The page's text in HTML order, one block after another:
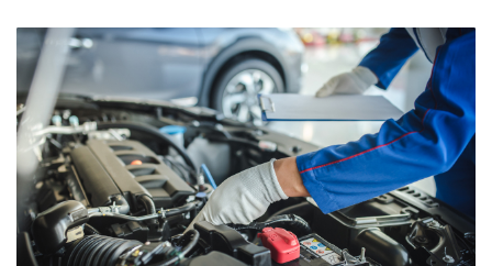
Підпишись на наш канал та слідкуй за
акціями, послугами та новинками